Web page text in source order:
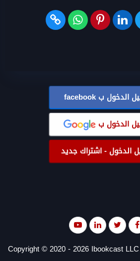
الدخول بfacebook
الدخول ب
الدخول - اشتراك جديد
Copyright © 2020 - 2026 Ibookcast